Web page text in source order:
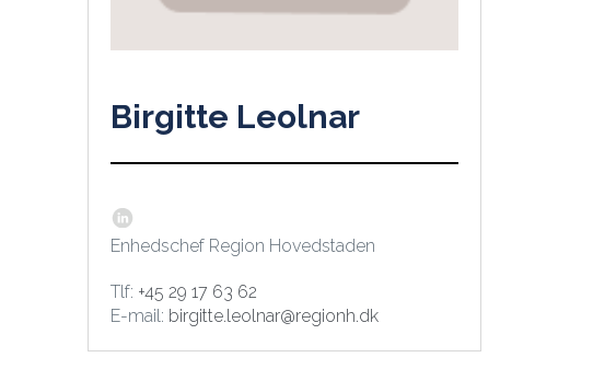
Birgitte Leolnar
Enhedschef Region Hovedstaden
Tlf: +45 29 17 63 62
E-mail: birgitte.leolnar@regionh.dk